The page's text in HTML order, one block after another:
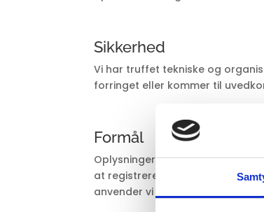
Sikkerhed
Vi har truffet tekniske og
forringet eller kommer til
Formål
Oplysningerne bruges til at
at registrere dine køb og
anvender vi oplysningerne til at